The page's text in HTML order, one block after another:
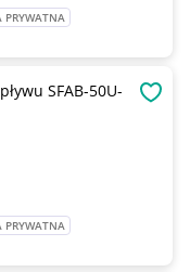
PRYWATNA
SFAB-50U-
PRYWATNA